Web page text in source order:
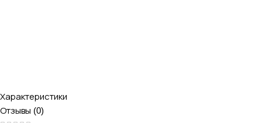
Характеристики
Отзывы (0)